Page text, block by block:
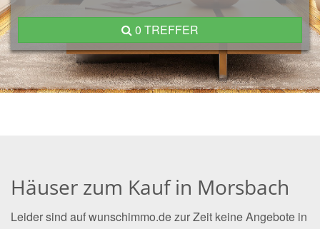
0 TREFFER
Häuser zum Kauf in Morsbach
Leider sind auf wunschimmo.de zur Zeit keine Angebote in